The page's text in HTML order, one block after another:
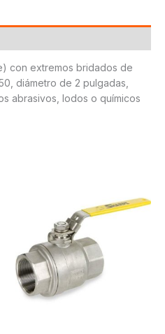
con extremos bridados de
diámetro de 2 pulgadas,
abrasivos, lodos o químicos